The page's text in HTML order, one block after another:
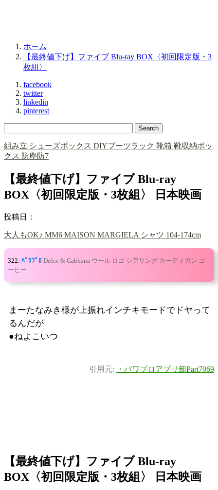
ホーム
【最終値下げ】ファイブ Blu-ray BOX〈初回限定版・3
枚組〉
facebook
twitter
linkedin
pinterest
組み立 シューズボックス DIYブーツラック 靴箱 靴収納ボッ
クス 防塵防7
【最終値下げ】ファイブ Blu-ray
BOX〈初回限定版・3枚組〉 日本映画
投稿日：
大人もOK♪ MM6 MAISON MARGIELA シャツ 104-174cm
322: ﾊﾟﾜﾌﾟﾛ Dolce & Gabbana ウール ロゴ シアリング カーディガン コ
ーヒー
まーたなみき様が上振れインチキモードでドヤって
るんだが
●ねよこいつ
引用元: ・パワプロアプリ部Part7069
【最終値下げ】ファイブ Blu-ray
BOX〈初回限定版・3枚組〉 日本映画